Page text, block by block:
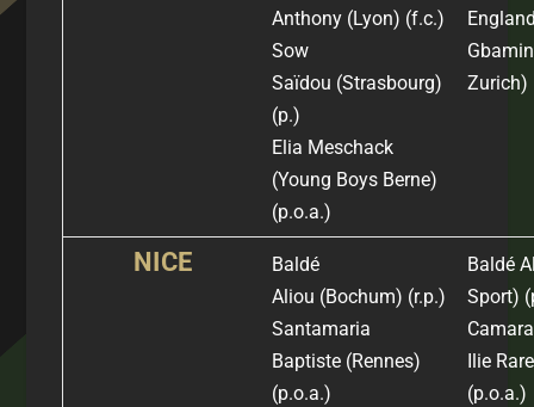
Anthony (Lyon) (f.c.)
Sow
Saïdou (Strasbourg)
(p.)
Elia Meschack
(Young Boys Berne)
(p.o.a.)
Zurich)
NICE
Baldé
Aliou (Bochum) (r.p.)
Santamaria
Baptiste (Rennes)
(p.o.a.)
Baldé
Sport) (
Ilie
(p.o.a.)